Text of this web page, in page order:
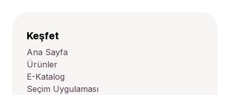
Keşfet
Ana Sayfa
Ürünler
E-Katalog
Seçim Uygulaması